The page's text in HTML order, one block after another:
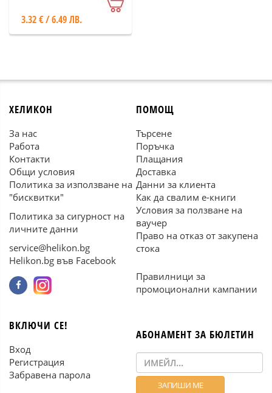
3.32 € / 6.49 ЛВ.
ХЕЛИКОН
За нас
Работа
Контакти
Общи условия
Политика за използване на
"бисквитки"
Политика за сигурност на
личните данни
service@helikon.bg
Helikon.bg във Facebook
ПОМОЩ
Търсене
Поръчка
Плащания
Доставка
Данни за клиента
Как да свалим е-книги
Условия за ползване на
ваучер
Право на отказ от закупена
стока
Правилници за
промоционални кампании
ВКЛЮЧИ СЕ!
Вход
Регистрация
Забравена парола
АБОНАМЕНТ ЗА БЮЛЕТИН